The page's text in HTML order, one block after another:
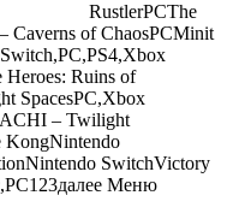
RustlerPCThe
Caverns of ChaosPCMinit
Heroes: Ruins of
SpacesPC,Xbox
– Twilight
KongNintendo
SwitchVictory
1 23далее Меню